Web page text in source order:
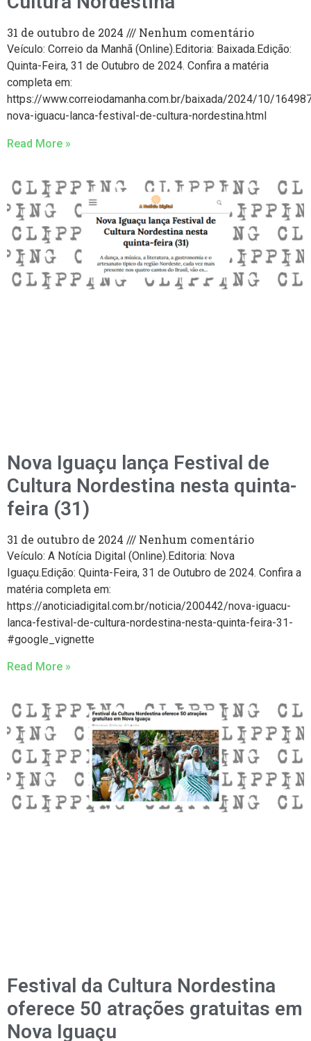
31 de outubro de 2024 Nenhum comentário
Veículo: Correio da Manhã (Online).Editoria: Baixada.Edição:
Quinta-Feira, 31 de Outubro de 2024. Confira a matéria
completa em:
https://www.correiodamanha.com.br/baixada/2024/10/
nova-iguacu-lanca-festival-de-cultura-nordestina.html
Read More »
Nova Iguaçu lança Festival de
Cultura Nordestina nesta quinta-
feira (31)
31 de outubro de 2024 Nenhum comentário
Veículo: A Notícia Digital (Online).Editoria: Nova
Iguaçu.Edição: Quinta-Feira, 31 de Outubro de 2024. Confira a
matéria completa em:
https://anoticiadigital.com.br/noticia/200442/nova-iguacu-
lanca-festival-de-cultura-nordestina-nesta-quinta-feira-31-
#google_vignette
Read More »
Festival da Cultura Nordestina
oferece 50 atrações gratuitas em
Nova Iguaçu